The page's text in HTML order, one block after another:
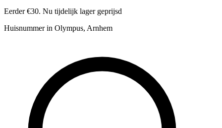
Eerder €30. Nu tijdelijk lager geprijsd
Huisnummer in Olympus, Arnhem